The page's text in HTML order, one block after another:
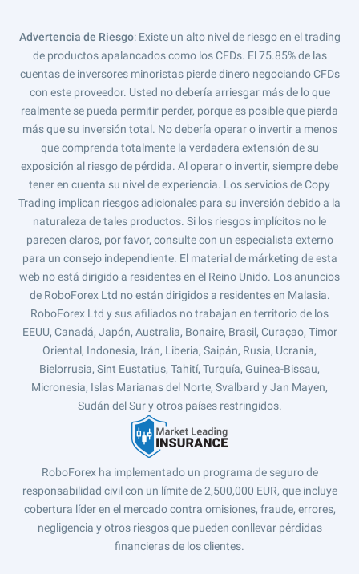
Advertencia de Riesgo: Existe un alto nivel de riesgo en el trading
de productos apalancados como los CFDs. El 75.85% de las
cuentas de inversores minoristas pierde dinero negociando CFDs
con este proveedor. Usted no debería arriesgar más de lo que
realmente se pueda permitir perder, porque es posible que pierda
más que su inversión total. No debería operar o invertir a menos
que comprenda totalmente la verdadera extensión de su
exposición al riesgo de pérdida. Al operar o invertir, siempre debe
tener en cuenta su nivel de experiencia. Los servicios de Copy
Trading implican riesgos adicionales para su inversión debido a la
naturaleza de tales productos. Si los riesgos implícitos no le
parecen claros, por favor, consulte con un especialista externo
para un consejo independiente. El material de márketing de esta
web no está dirigido a residentes en el Reino Unido. Los anuncios
de RoboForex Ltd no están dirigidos a residentes en Malasia.
RoboForex Ltd y sus afiliados no trabajan en territorio de los
EEUU, Canadá, Japón, Australia, Bonaire, Brasil, Curaçao, Timor
Oriental, Indonesia, Irán, Liberia, Saipán, Rusia, Ucrania,
Bielorrusia, Sint Eustatius, Tahití, Turquía, Guinea-Bissau,
Micronesia, Islas Marianas del Norte, Svalbard y Jan Mayen,
Sudán del Sur y otros países restringidos.
RoboForex ha implementado un programa de seguro de
responsabilidad civil con un límite de 2,500,000 EUR, que incluye
cobertura líder en el mercado contra omisiones, fraude, errores,
negligencia y otros riesgos que pueden conllevar pérdidas
financieras de los clientes.